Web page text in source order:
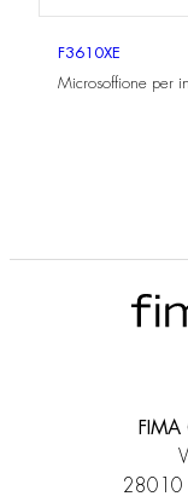
F3610XE
Microsoffione per
FIMA
28010